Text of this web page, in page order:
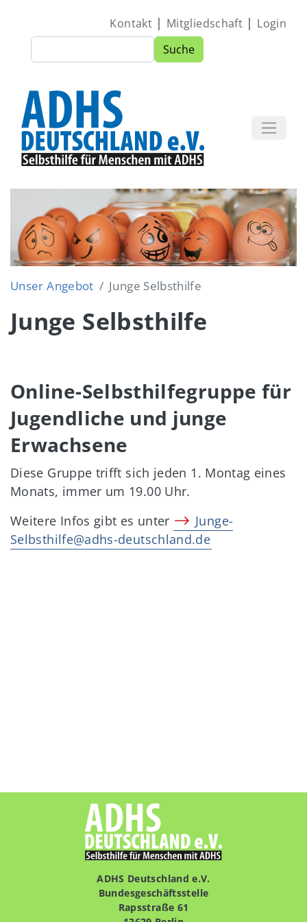
Suche Suche
Kontakt| Mitgliedschaft | Login
Unser Angebot Junge Selbsthilfe
Junge Selbsthilfe
Online-Selbsthilfegruppe für
Jugendliche und junge
Erwachsene
Diese Gruppe trifft sich jeden 1. Montag eines
Monats, immer um 19.00 Uhr.
Weitere Infos gibt es unter
Junge-
Selbsthilfe@adhs-deutschland.de
ADHS Deutschland e.V.
Bundesgeschäftsstelle
Rapsstraße 61